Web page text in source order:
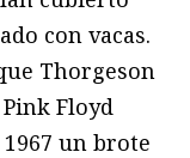
con vacas.
Thorgeson
Floyd
un brote